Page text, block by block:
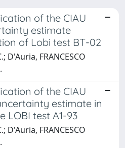
of the CIAU
estimate
of Lobi test BT-02
D'Auria, FRANCESCO
of the CIAU
estimate in
LOBI test A1-93
D'Auria, FRANCESCO